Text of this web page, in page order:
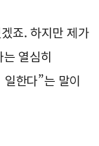
죠. 하지만 제가
열심히
한다”는 말이